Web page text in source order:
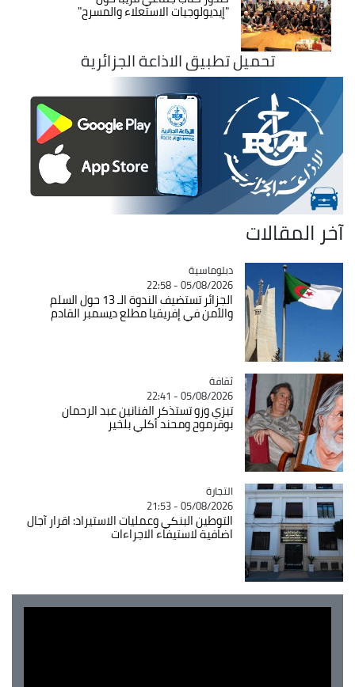
"إيديولوجيات الاستعلاء والمسرح"
تحميل تطبيق الاذاعة الجزائرية
آخر المقالات
Catégorie
دبلوماسية
05/08/2026 - 22:58
الجزائر تستضيف الندوة الـ 13 حول السلم
والأمن في إفريقيا مطلع ديسمبر القادم
Catégorie
ثقافة
05/08/2026 - 22:41
تيزي وزو تستذكر الفنانين عبد الرحمان
بوقرموح ومحند أكلي بلخير
Catégorie
التجارة
05/08/2026 - 21:53
التوطين البنكي وعمليات الاستيراد: اقرار آجال
اضافية لاستيفاء الاجراءات